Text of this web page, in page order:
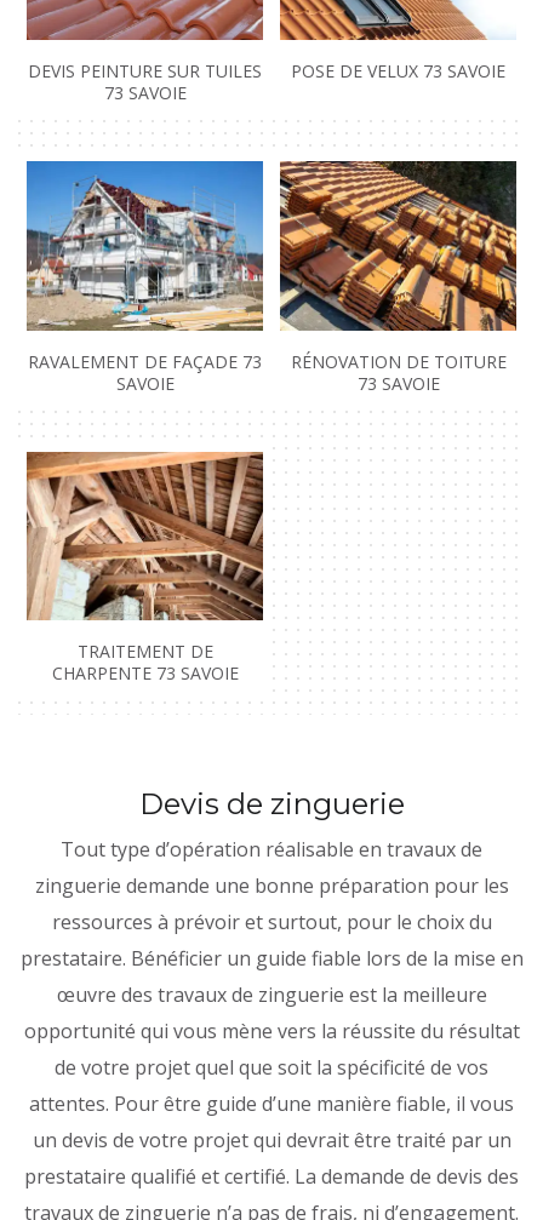
DEVIS PEINTURE SUR TUILES
73 SAVOIE
POSE DE VELUX 73 SAVOIE
RAVALEMENT DE FAÇADE 73
SAVOIE
RÉNOVATION DE TOITURE
73 SAVOIE
TRAITEMENT DE
CHARPENTE 73 SAVOIE
Devis de zinguerie
Tout type d’opération réalisable en travaux de
zinguerie demande une bonne préparation pour les
ressources à prévoir et surtout, pour le choix du
prestataire. Bénéficier un guide fiable lors de la mise en
œuvre des travaux de zinguerie est la meilleure
opportunité qui vous mène vers la réussite du résultat
de votre projet quel que soit la spécificité de vos
attentes. Pour être guide d’une manière fiable, il vous
un devis de votre projet qui devrait être traité par un
prestataire qualifié et certifié. La demande de devis des
travaux de zinguerie n’a pas de frais, ni d’engagement.